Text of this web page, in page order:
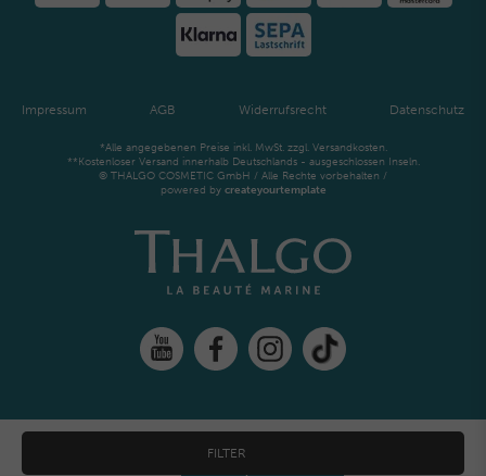
FILTER
Impressum AGB Widerrufsrecht Datenschutz
*Alle angegebenen Preise inkl. MwSt. zzgl. Versandkosten.
**Kostenloser Versand innerhalb Deutschlands - ausgeschlossen Inseln.
© THALGO COSMETIC GmbH / Alle Rechte vorbehalten /
powered by createyourtemplate